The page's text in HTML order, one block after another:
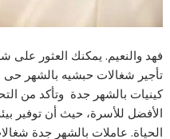
فهد والنعيم. يمكنك العثور
تأجير شغالات حبشيه بالشهر حى
كينيات بالشهر جدة وتأكد من
الأفضل للأسرة، حيث أن توفير
الحياة. عاملات بالشهر جدة